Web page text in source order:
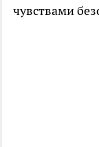
чувствами